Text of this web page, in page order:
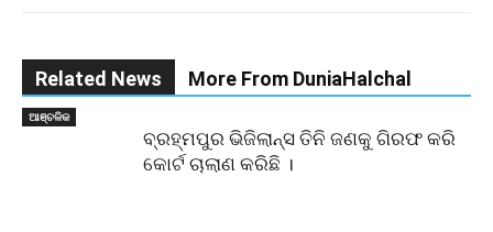
Related News More From DuniaHalchal
ଆଞ୍ଚଳିକ
ବ୍ରହ୍ମପୁର ଭିଜିଲାନ୍ସ ତିନି ଜଣକୁ ଗିରଫ କରି
କୋର୍ଟ ଚାଲାଣ କରିଛି ।